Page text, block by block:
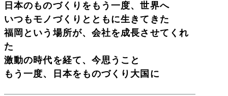
日本のものづくりをもう一度、世界へ
いつもモノづくりとともに生きてきた
福岡という場所が、会社を成長させてくれ
た
激動の時代を経て、今思うこと
もう一度、日本をものづくり大国に